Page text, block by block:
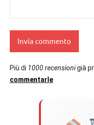
Più di 1000 recensionigià
commentarle